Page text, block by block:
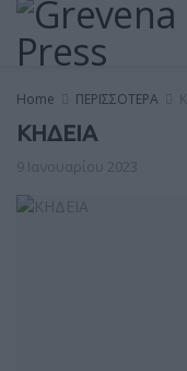
Home ΠΕΡΙΣΣΟΤΕΡΑ
ΚΗΔΕΙΑ
9 Ιανουαρίου 2023